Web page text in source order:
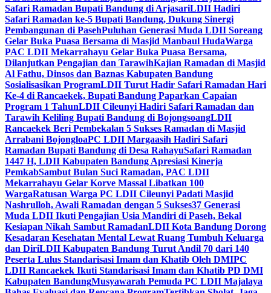
Safari Ramadan Bupati Bandung di ArjasariLDII Hadiri
Safari Ramadan ke-5 Bupati Bandung, Dukung Sinergi
Pembangunan di PasehPuluhan Generasi Muda LDII Soreang
Gelar Buka Puasa Bersama di Masjid Manbaul HudaWarga
PAC LDII Mekarrahayu Gelar Buka Puasa Bersama,
Dilanjutkan Pengajian dan TarawihKajian Ramadan di Masjid
Al Fathu, Dinsos dan Baznas Kabupaten Bandung
Sosialisasikan ProgramLDII Turut Hadir Safari Ramadan Hari
Ke-4 di Rancaekek, Bupati Bandung Paparkan Capaian
Program 1 TahunLDII Cileunyi Hadiri Safari Ramadan dan
Tarawih Keliling Bupati Bandung di BojongsoangLDII
Rancaekek Beri Pembekalan 5 Sukses Ramadan di Masjid
Arrabani BojongloaPC LDII Margaasih Hadiri Safari
Ramadan Bupati Bandung di Desa RahayuSafari Ramadan
1447 H, LDII Kabupaten Bandung Apresiasi Kinerja
PemkabSambut Bulan Suci Ramadan, PAC LDII
Mekarrahayu Gelar Korve Massal Libatkan 100
WargaRatusan Warga PC LDII Cileunyi Padati Masjid
Nashrulloh, Awali Ramadan dengan 5 Sukses37 Generasi
Muda LDII Ikuti Pengajian Usia Mandiri di Paseh, Bekal
Kesiapan Nikah Sambut RamadanLDII Kota Bandung Dorong
Kesadaran Kesehatan Mental Lewat Ruang Tumbuh Keluarga
dan DiriLDII Kabupaten Bandung Turut Andil 70 dari 140
Peserta Lulus Standarisasi Imam dan Khatib Oleh DMIPC
LDII Rancaekek Ikuti Standarisasi Imam dan Khatib PD DMI
Kabupaten BandungMusyawarah Pemuda PC LDII Majalaya